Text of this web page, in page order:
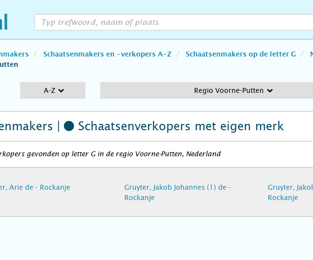
Schaatsenmakers en -verkopers A-Z Schaatsenmakers op de letter G
A-Z Regio Voorne-Putten
| Schaatsenverkopers met eigen merk
gevonden op letter G in de regio Voorne-Putten, Nederland
Arie de - Rockanje
Gruyter, Jakob Johannes (1) de -
Rockanje
Gruyter,
Rockanje